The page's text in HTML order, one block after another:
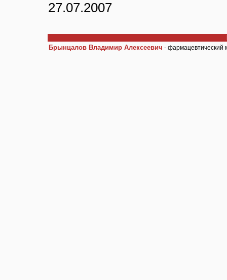
27.07.2007
Брынцалов Владимир Алексеевич - фармацевтический